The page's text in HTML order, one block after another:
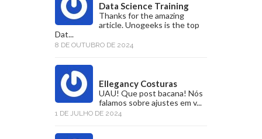
Data Science Training
Thanks for the amazing
article. Unogeeks is the top
Dat...
8 DE OUTUBRO DE 2024
Ellegancy Costuras
UAU! Que post bacana! Nós
falamos sobre ajustes em v...
1 DE JULHO DE 2024